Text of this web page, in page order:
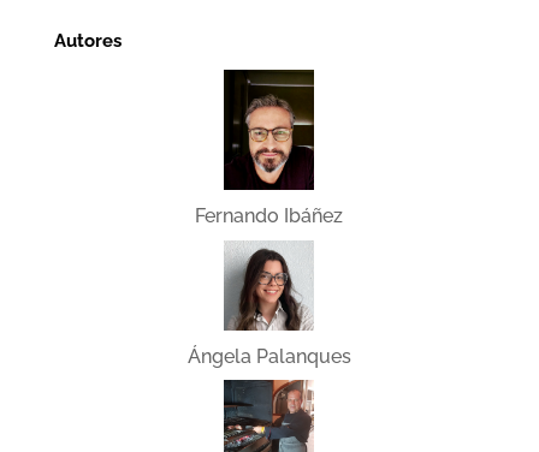
Autores
Fernando Ibáñez
Ángela Palanques